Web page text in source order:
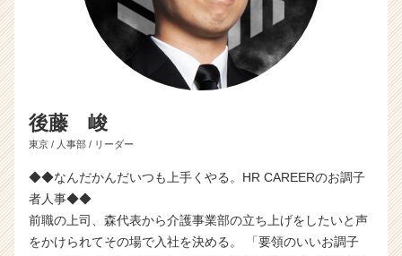
後藤 峻
東京 / 人事部 / リーダー
◆◆なんだかんだいつも上手くやる。HR CAREERのお調子
者人事◆◆
前職の上司、森代表から介護事業部の立ち上げをしたいと声
をかけられてその場で入社を決める。 「要領のいいお調子